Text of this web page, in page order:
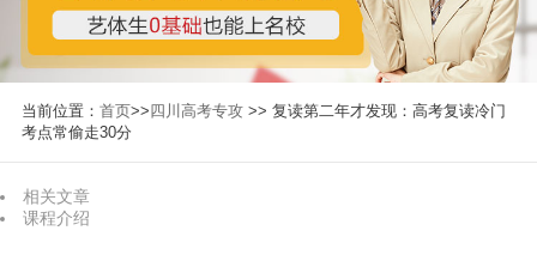
当前位置： 首页>>四川高考专攻>> 复读第二年才发现：高考复读冷门
考点常偷走30分
相关文章
课程介绍